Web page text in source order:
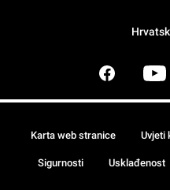
Karta web stranice Uvjeti
Sigurnosti Usklađenost